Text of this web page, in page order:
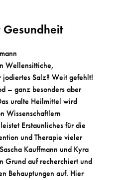
Gesundheit
Wellensittiche,
Salz? Weit gefehlt!
– ganz besonders aber
uralte Heilmittel wird
Wissenschaftlern
Erstaunliches für die
und Therapie vieler
Kauffmann und Kyra
Grund auf recherchiert und
Behauptungen auf. Hier